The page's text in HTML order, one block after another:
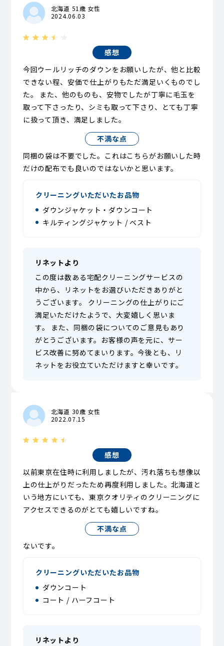
北海道 51歳 女性
2024.06.03
感想
今回ウールリッチのダウンをお願いしたが、他と比較
できない程、安価で仕上がりもただ満足いくものでし
た。 また、他のものも、安物でしたが丁寧に毛玉を
取って下さったり、シミも取って下さり、とても丁寧
に扱って頂き、満足しました。
不満な点
同梱の袋は不要でした。これはこちらがお願いした時
だけの配布でも良いのではないかと思います。
クリーニングいただいたお品物
ダウンジャケット・ダウンコート
キルティングジャケット / ベスト
リネットより
この度は数ある宅配クリーニングサービスの
中から、リネットをお選びいただきありがと
うございます。 クリーニングの仕上がりにご
満足いただけたようで、大変嬉しく思いま
す。 また、同梱の袋についてのご意見もあり
がとうございます。お客様の声を元に、サー
ビス改善に努めてまいります。今後とも、リ
ネットをお役立ていただけますと幸いです。
北海道 30歳 女性
2022.07.15
感想
以前東京在住時に利用しましたが、汚れ落ちも想像以
上の仕上がりだったため再度利用しました。北海道と
いう地方にいても、東京クオリティのクリーニングに
アクセスできるのがとても嬉しいですね。
不満な点
ないです。
クリーニングいただいたお品物
ダウンコート
コート / ハーフコート
リネットより